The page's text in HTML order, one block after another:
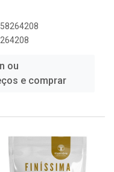
ou
e comprar